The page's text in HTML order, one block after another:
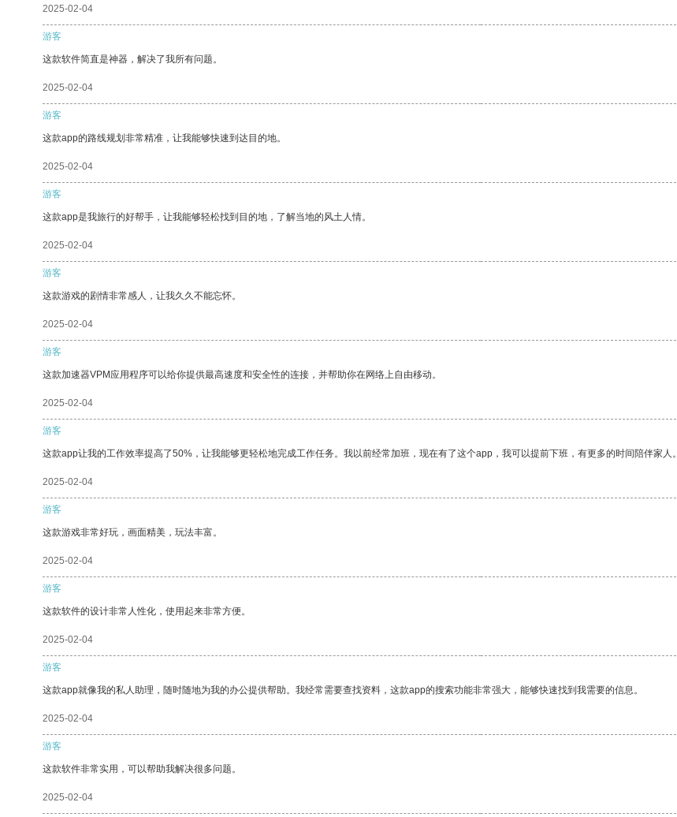
2025-02-04
游客
这款软件简直是神器，解决了我所有问题。
2025-02-04
游客
这款app的路线规划非常精准，让我能够快速到达目的地。
2025-02-04
游客
这款app是我旅行的好帮手，让我能够轻松找到目的地，了解当地的风土人情。
2025-02-04
游客
这款游戏的剧情非常感人，让我久久不能忘怀。
2025-02-04
游客
这款加速器VPM应用程序可以给你提供最高速度和安全性的连接，并帮助你在网络上自由移动。
2025-02-04
游客
这款app让我的工作效率提高了50%，让我能够更轻松地完成工作任务。我以前经常加班，现在有了这个app，我可以提前下班，有更多的时间陪伴家人。
2025-02-04
游客
这款游戏非常好玩，画面精美，玩法丰富。
2025-02-04
游客
这款软件的设计非常人性化，使用起来非常方便。
2025-02-04
游客
这款app就像我的私人助理，随时随地为我的办公提供帮助。我经常需要查找资料，这款app的搜索功能非常强大，能够快速找到我需要的信息。
2025-02-04
游客
这款软件非常实用，可以帮助我解决很多问题。
2025-02-04